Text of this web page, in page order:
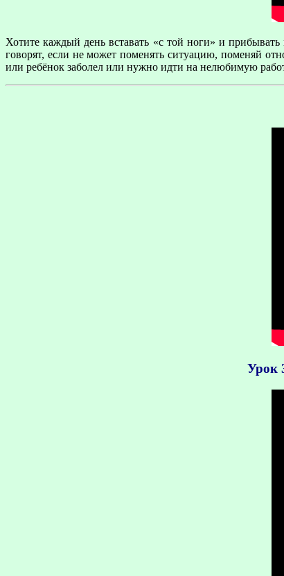
Хотите каждый день вставать «с той ноги» и
говорят, если не может поменять ситуацию, поменяй
или ребёнок заболел или нужно идти на нелюбимую
Урок